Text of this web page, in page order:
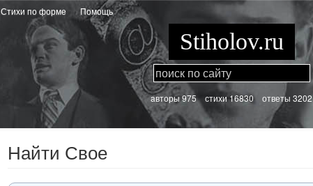
Стихи по форме Помощь
Stiholov.ru
aвторы 975 стихи16830 ответы 3202
Найти Свое